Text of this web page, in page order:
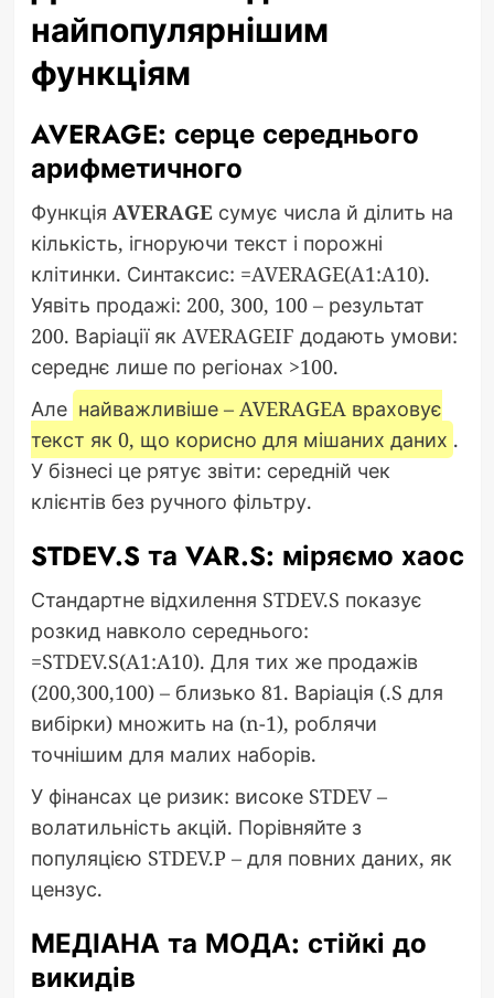
найпопулярнішим
функціям
AVERAGE: серце середнього
арифметичного
Функція AVERAGEсумує числа й ділить на
кількість, ігноруючи текст і порожні
клітинки. Синтаксис: =AVERAGE(A1:A10).
Уявіть продажі: 200, 300, 100 – результат
200. Варіації як AVERAGEIF додають умови:
середнє лише по регіонах >100.
Але найважливіше – AVERAGEA враховує
текст як 0, що корисно для мішаних даних .
У бізнесі це рятує звіти: середній чек
клієнтів без ручного фільтру.
STDEV.S та VAR.S: міряємо хаос
Стандартне відхилення STDEV.S показує
розкид навколо середнього:
=STDEV.S(A1:A10). Для тих же продажів
(200,300,100) – близько 81. Варіація (.S для
вибірки) множить на (n-1), роблячи
точнішим для малих наборів.
У фінансах це ризик: високе STDEV –
волатильність акцій. Порівняйте з
популяцією STDEV.P – для повних даних, як
цензус.
МЕДІАНА та МОДА: стійкі до
викидів